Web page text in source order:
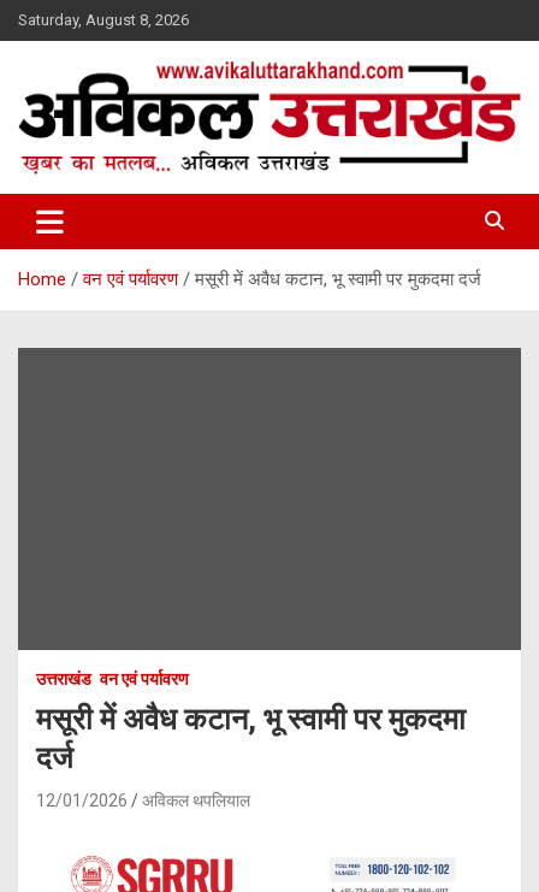
Skip
to
Saturday, August 8, 2026
Avikal Uttarakhand
Home वन एवं पर्यावरण मसूरी में अवैध कटान, भू स्वामी पर मुकदमा दर्ज
उत्तराखंड वन एवं पर्यावरण
मसूरी में अवैध कटान, भू स्वामी पर मुकदमा
दर्ज
12/01/2026 अविकल थपलियाल